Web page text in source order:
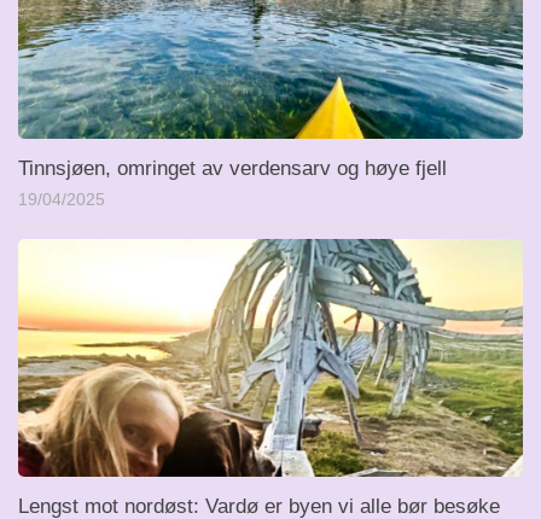
Tinnsjøen, omringet av verdensarv og høye fjell
19/04/2025
Lengst mot nordøst: Vardø er byen vi alle bør besøke